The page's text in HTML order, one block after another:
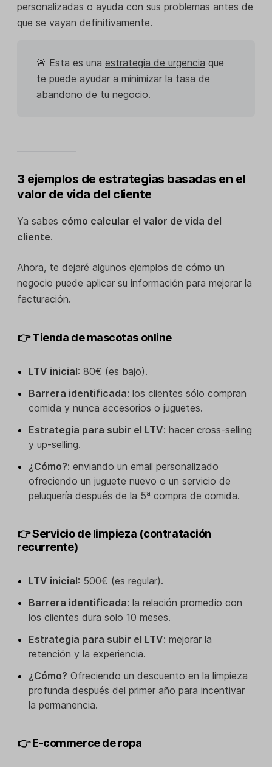
personalizadas o ayuda con sus problemas antes de
que se vayan definitivamente.
🚨 Esta es una estrategia de urgencia que
te puede ayudar a minimizar la tasa de
abandono de tu negocio.
3 ejemplos de estrategias basadas en el
valor de vida del cliente
Ya sabes cómo calcular el valor de vida del
cliente.
Ahora, te dejaré algunos ejemplos de cómo un
negocio puede aplicar su información para mejorar la
facturación.
👉 Tienda de mascotas online
LTV inicial: 80€ (es bajo).
Barrera identificada: los clientes sólo compran
comida y nunca accesorios o juguetes.
Estrategia para subir el LTV: hacer cross-selling
y up-selling.
¿Cómo?: enviando un email personalizado
ofreciendo un juguete nuevo o un servicio de
peluquería después de la 5ª compra de comida.
👉 Servicio de limpieza (contratación
recurrente)
LTV inicial: 500€ (es regular).
Barrera identificada: la relación promedio con
los clientes dura solo 10 meses.
Estrategia para subir el LTV: mejorar la
retención y la experiencia.
¿Cómo? Ofreciendo un descuento en la limpieza
profunda después del primer año para incentivar
la permanencia.
👉 E-commerce de ropa